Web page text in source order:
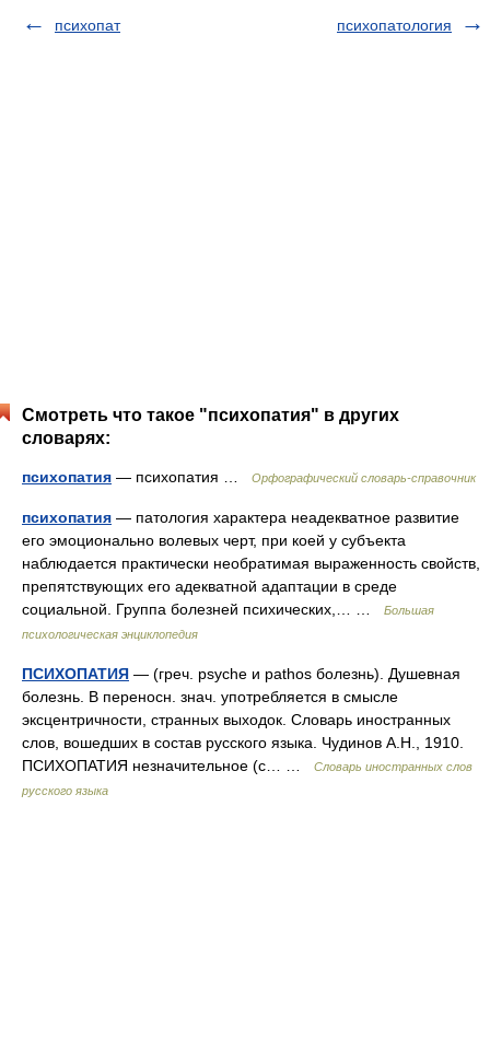
психопат психопатология
Смотреть что такое "психопатия" в других
словарях:
психопатия — психопатия … Орфографический словарь-справочник
психопатия — патология характера неадекватное развитие
его эмоционально волевых черт, при коей у субъекта
наблюдается практически необратимая выраженность свойств,
препятствующих его адекватной адаптации в среде
социальной. Группа болезней психических,… …
Большая
психологическая энциклопедия
ПСИХОПАТИЯ — (греч. psyche и pathos болезнь). Душевная
болезнь. В переносн. знач. употребляется в смысле
эксцентричности, странных выходок. Словарь иностранных
слов, вошедших в состав русского языка. Чудинов А.Н., 1910.
ПСИХОПАТИЯ незначительное (с… …
Словарь иностранных слов
русского языка